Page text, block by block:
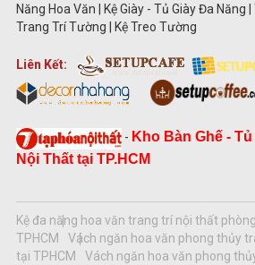
Năng Hoa Văn | Kệ Giày - Tủ Giày Đa Năng
Trang Trí Tường | Kệ Treo Tường
Liên Kết:
- Kho Bàn Ghế -
Nội Thất tại TP.HCM
Kệ đa năng hoa văn trang trí nội thất
TPHCM
Vách ngăn hoa văn phong thủy
tại TPHCM
Vách ngăn hoa văn phong